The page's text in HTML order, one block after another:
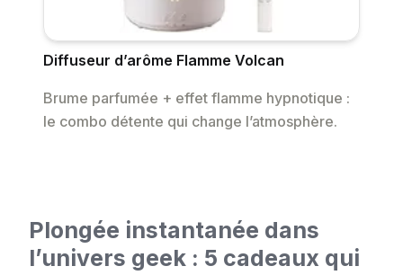
Diffuseur d’arôme Flamme Volcan
Brume parfumée + effet flamme hypnotique :
le combo détente qui change l’atmosphère.
Plongée instantanée dans
l’univers geek : 5 cadeaux qui